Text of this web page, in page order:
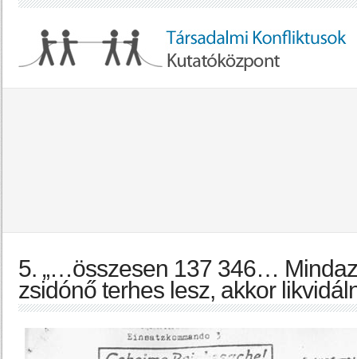
5. „…összesen 137 346…
zsidónő terhes lesz, akkor